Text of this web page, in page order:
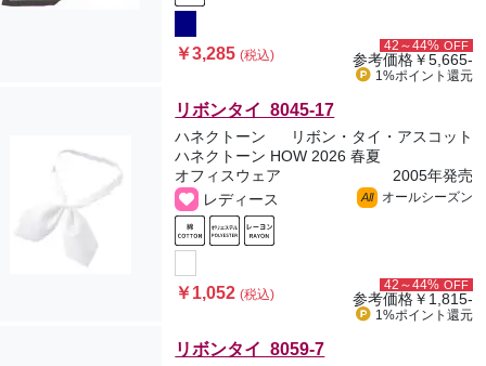
￥3,285(税込)
42～44% OFF
参考価格￥5,665-
1%ポイント 還元
リボンタイ 8045-17
ハネクトーン
リボン・タイ・アスコット
ハネクトーン HOW 2026 春夏
オフィスウェア
2005年発売
レディース
All オールシーズン
￥1,052(税込)
42～44% OFF
参考価格￥1,815-
1%ポイント 還元
リボンタイ 8059-7